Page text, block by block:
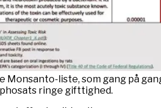
Monsanto-liste, som gang på
ringe gifttighed.